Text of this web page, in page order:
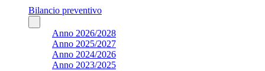
Bilancio preventivo
Anno 2026/2028
Anno 2025/2027
Anno 2024/2026
Anno 2023/2025